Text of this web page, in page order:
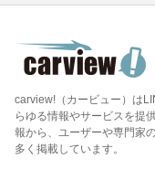
carview!（カービュー）は
らゆる情報やサービスを提
報から、ユーザーや専門家
多く掲載しています。